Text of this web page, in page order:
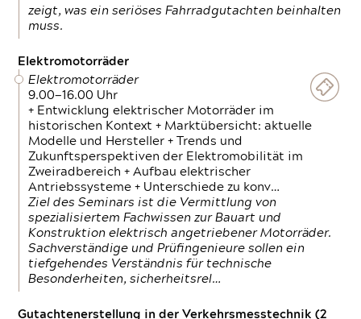
zeigt, was ein seriöses Fahrradgutachten beinhalten
muss.
Elektromotorräder
Elektromotorräder
9.00—16.00 Uhr
+ Entwicklung elektrischer Motorräder im
historischen Kontext + Marktübersicht: aktuelle
Modelle und Hersteller + Trends und
Zukunftsperspektiven der Elektromobilität im
Zweiradbereich + Aufbau elektrischer
Antriebssysteme + Unterschiede zu konv…
Ziel des Seminars ist die Vermittlung von
spezialisiertem Fachwissen zur Bauart und
Konstruktion elektrisch angetriebener Motorräder.
Sachverständige und Prüfingenieure sollen ein
tiefgehendes Verständnis für technische
Besonderheiten, sicherheitsrel…
Gutachtenerstellung in der Verkehrsmesstechnik (2